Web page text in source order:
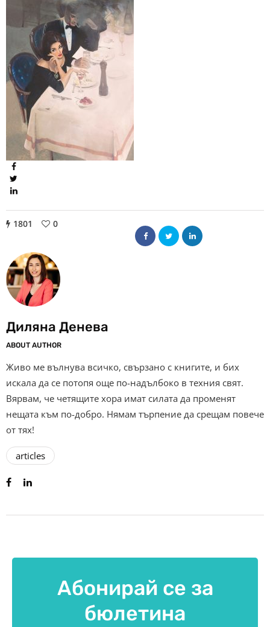
1801 0
Диляна Денева
ABOUT AUTHOR
Живо ме вълнува всичко, свързано с книгите, и бих
искала да се потопя още по-надълбоко в техния свят.
Вярвам, че четящите хора имат силата да променят
нещата към по-добро. Нямам търпение да срещам повече
от тях!
articles
Абонирай се за
бюлетина